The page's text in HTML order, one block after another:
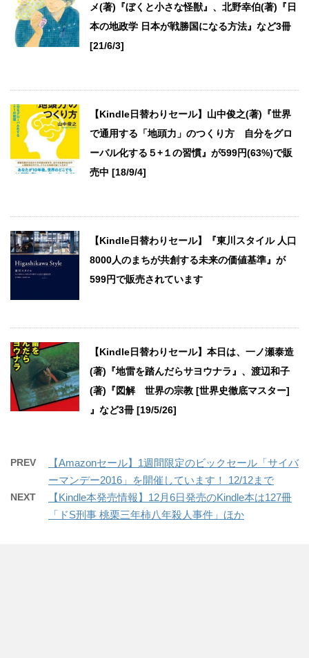
メ(著)『ぼくと小さな怪獣』、北野幸伯(著)『日
本の地政学 日本が戦勝国になる方法』など3冊
[21/6/3]
【Kindle日替わりセール】山中俊之(著)『世界
で通用する「地頭力」のつくり方 自分をグロ
ーバル化する５+１の習慣』が599円(63%)で販
売中 [18/9/4]
【Kindle日替わりセール】『東川スタイル 人口
8000人のまちが共創する未来の価値基準』が
599円で販売されています
【Kindle日替わりセール】本日は、一ノ瀬泰造
(著)『地雷を踏んだらサヨウナラ』、渡辺和子
(著)『図解 世界の宗教 [世界史徹底マスター]
』など3冊 [19/5/26]
PREV
【Amazonセール】1週間限定のビックセール「サイバ
ーマンデー2016」を開催しています！ 12/12まで
NEXT
【Kindle本発売情報】12月6日発売のKindle本は127冊
「ドS刑事 桃栗三年柿八年殺人事件」ほか